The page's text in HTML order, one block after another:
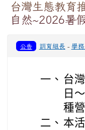
台灣生態教育
自然~2026暑
公告 訓育組長 - 學
一、 台
日
種
二、 本